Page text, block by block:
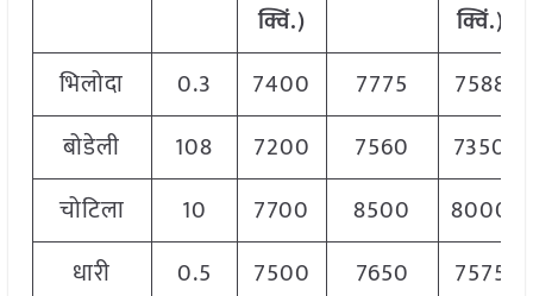
क्विं.)
क्विं.)
भिलोदा
0.3 7400 7775
7588
बोडेली
108 7200 7560
7350
चोटिला
10 7700 8500
8000
धारी
0.5 7500 7650
7575